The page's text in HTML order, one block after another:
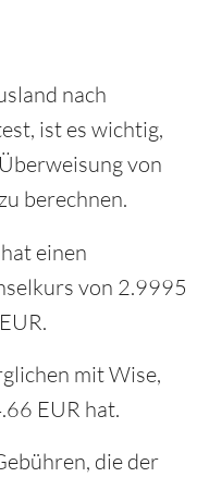
nach
ist es wichtig,
von
berechnen.
einen
von 2.9995
mit Wise,
EUR hat.
die der